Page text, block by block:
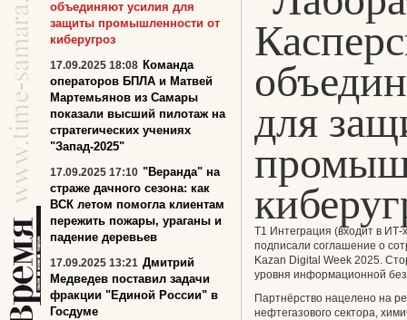
для
Т1 Интеграция (входит в ИТ-
подписали соглашение о
Kazan Digital Week 2025.
уровня информационной
Партнёрство нацелено на
нефтегазового сектора,
объединяют усилия для
защиты промышленности от
киберугроз
17.09.2025 18:08 Команда
операторов БПЛА и Матвей
Мартемьянов из Самары
показали высший пилотаж на
стратегических учениях
"Запад-2025"
17.09.2025 17:10 "Веранда" на
страже дачного сезона: как
ВСК летом помогла клиентам
пережить пожары, ураганы и
падение деревьев
17.09.2025 13:21 Дмитрий
Медведев поставил задачи
фракции "Единой России" в
Госдуме